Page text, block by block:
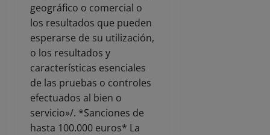
geográfico o comercial o
los resultados que pueden
esperarse de su utilización,
o los resultados y
características esenciales
de las pruebas o controles
efectuados al bien o
servicio»/. *Sanciones de
hasta 100.000 euros* La